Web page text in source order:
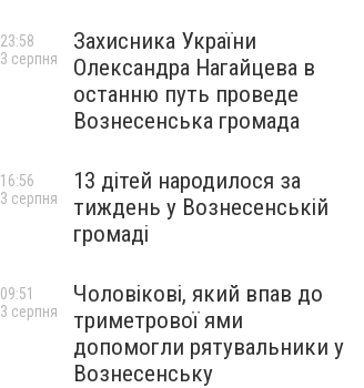
Захисника України
Олександра Нагайцева в
останню путь проведе
Вознесенська громада
23:58
3 серпня
13 дітей народилося за
тиждень у Вознесенській
громаді
16:56
3 серпня
Чоловікові, який впав до
триметрової ями
допомогли рятувальники у
Вознесенську
09:51
3 серпня